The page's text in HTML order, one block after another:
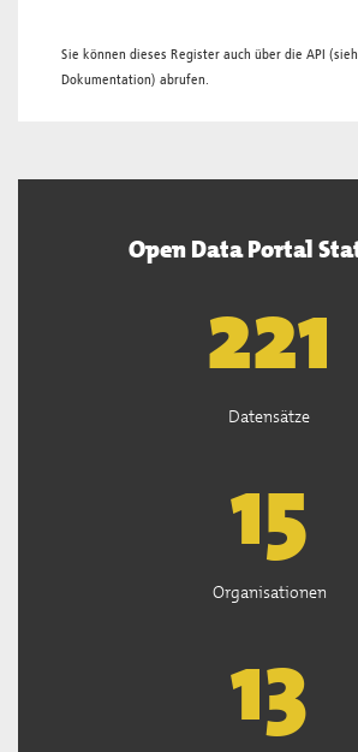
Sie können dieses Register auch über die API
Dokumentation) abrufen.
Open Data Portal
222
Datensätze
15
Organisationen
13